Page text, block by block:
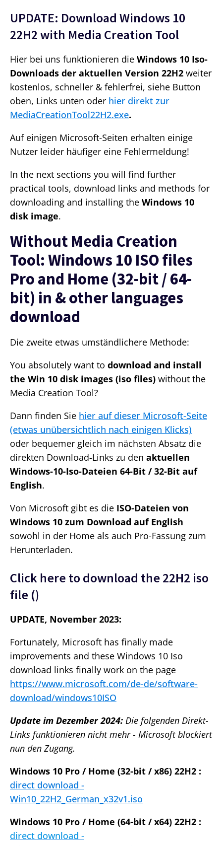
UPDATE: Download Windows 10
22H2 with Media Creation Tool
Hier bei uns funktionieren die Windows 10 Iso-
Downloads der aktuellen Version 22H2 weiter
kostenlos, schneller & fehlerfrei, siehe Button
oben, Links unten oder hier direkt zur
MediaCreationTool22H2.exe.
Auf einigen Microsoft-Seiten erhalten einige
Nutzer leider häufiger eine Fehlermeldung!
In the next sections you will find further
practical tools, download links and methods for
downloading and installing the Windows 10
disk image.
Without Media Creation
Tool: Windows 10 ISO files
Pro and Home (32-bit / 64-
bit) in & other languages
download
Die zweite etwas umständlichere Methode:
You absolutely want to download and install
the Win 10 disk images (iso files) without the
Media Creation Tool?
Dann finden Sie hier auf dieser Microsoft-Seite
(etwas unübersichtlich nach einigen Klicks)
oder bequemer gleich im nächsten Absatz die
direkten Download-Links zu den aktuellen
Windows-10-Iso-Dateien 64-Bit / 32-Bit auf
English.
Von Microsoft gibt es die ISO-Dateien von
Windows 10 zum Download auf English
sowohl in der Home als auch Pro-Fassung zum
Herunterladen.
Click here to download the 22H2 iso
file ()
UPDATE, November 2023:
Fortunately, Microsoft has finally made
improvements and these Windows 10 Iso
download links finally work on the page
https://www.microsoft.com/de-de/software-
download/windows10ISO
Update im Dezember 2024: Die folgenden Direkt-
Links funktionieren nicht mehr - Microsoft blockiert
nun den Zugang.
Windows 10 Pro / Home (32-bit / x86) 22H2 :
direct download -
Win10_22H2_German_x32v1.iso
Windows 10 Pro / Home (64-bit / x64) 22H2 :
direct download -